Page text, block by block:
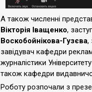
А також численні
Вікторія Іващенко,
Воскобойнікова-Гузєва,
завідувач кафедри
журналістики
також кафедри
Роботу розпочали з